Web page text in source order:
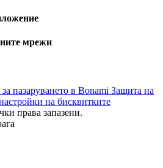
мрежи
пазаруването в Bonami Защита на
на бисквитките
права запазени.